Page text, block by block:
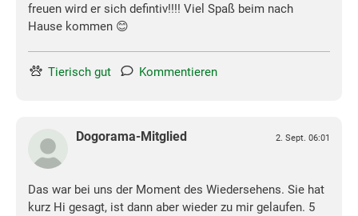
freuen wird er sich defintiv!!!! Viel Spaß beim nach
Hause kommen 😊
Tierisch gut Kommentieren
Dogorama-Mitglied 2. Sept. 06:01
Das war bei uns der Moment des Wiedersehens. Sie hat
kurz Hi gesagt, ist dann aber wieder zu mir gelaufen. 5